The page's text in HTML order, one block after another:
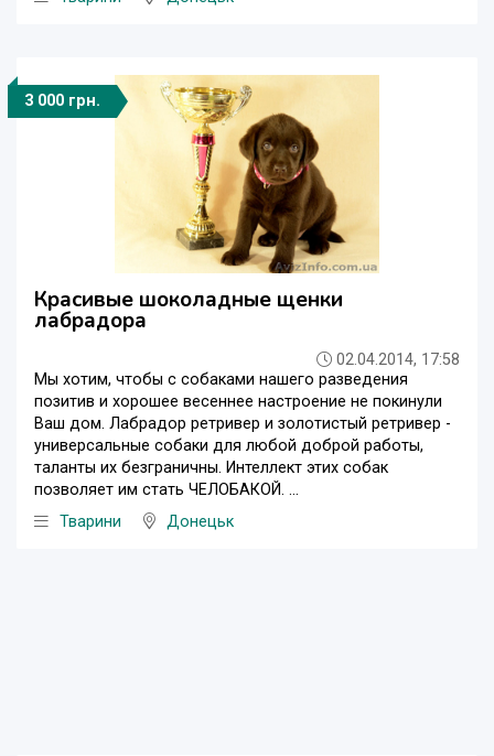
3 000 грн.
Красивые шоколадные щенки
лабрадора
02.04.2014, 17:58
Мы хотим, чтобы с собаками нашего разведения
позитив и хорошее весеннее настроение не покинули
Ваш дом. Лабрадор ретривер и золотистый ретривер -
универсальные собаки для любой доброй работы,
таланты их безграничны. Интеллект этих собак
позволяет им стать ЧЕЛОБАКОЙ. ...
Тварини
Донецьк